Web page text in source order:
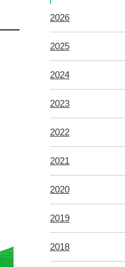
2026
2025
2024
2023
2022
2021
2020
2019
2018